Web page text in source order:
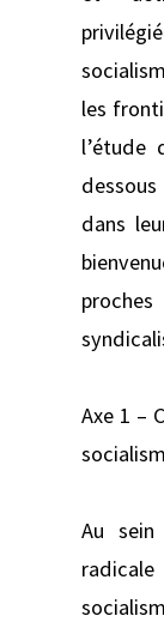
les
l’étude
dans
Axe 1 –
Au